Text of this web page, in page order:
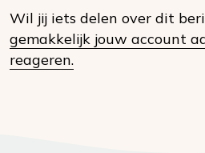
Wil jij iets delen over dit
gemakkelijk jouw account
reageren.